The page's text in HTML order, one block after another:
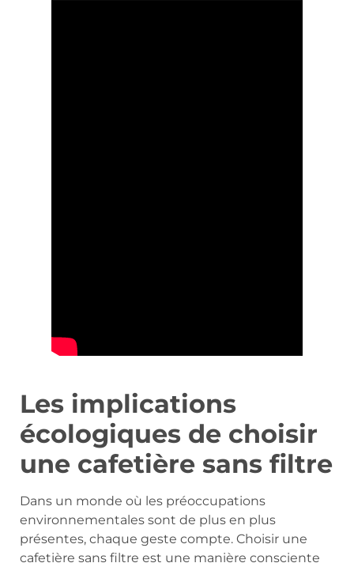
Les implications
écologiques de choisir
une cafetière sans filtre
Dans un monde où les préoccupations
environnementales sont de plus en plus
présentes, chaque geste compte. Choisir une
cafetière sans filtre est une manière consciente